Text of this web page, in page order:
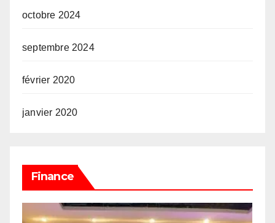
octobre 2024
septembre 2024
février 2020
janvier 2020
Finance